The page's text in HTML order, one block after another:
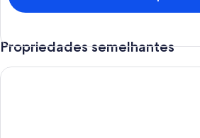
Propriedades semelhantes
Holiday Apartment "Eulentreff" in the